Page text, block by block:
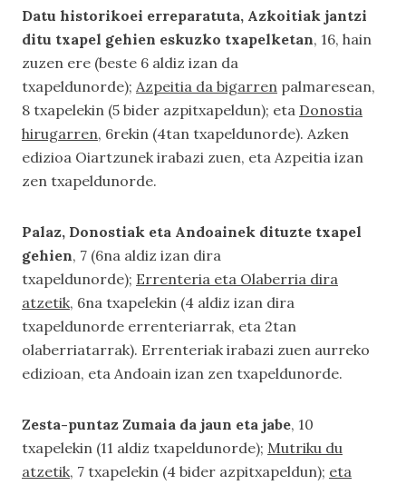
Datu historikoei erreparatuta, Azkoitiak jantzi
ditu txapel gehien eskuzko txapelketan, 16, hain
zuzen ere (beste 6 aldiz izan da
txapeldunorde); Azpeitia da bigarren palmaresean,
8 txapelekin (5 bider azpitxapeldun); eta Donostia
hirugarren, 6rekin (4tan txapeldunorde). Azken
edizioa Oiartzunek irabazi zuen, eta Azpeitia izan
zen txapeldunorde.
Palaz, Donostiak eta Andoainek dituzte txapel
gehien, 7 (6na aldiz izan dira
txapeldunorde); Errenteria eta Olaberria dira
atzetik, 6na txapelekin (4 aldiz izan dira
txapeldunorde errenteriarrak, eta 2tan
olaberriatarrak). Errenteriak irabazi zuen aurreko
edizioan, eta Andoain izan zen txapeldunorde.
Zesta-puntaz Zumaia da jaun eta jabe, 10
txapelekin (11 aldiz txapeldunorde); Mutriku du
atzetik, 7 txapelekin (4 bider azpitxapeldun); eta